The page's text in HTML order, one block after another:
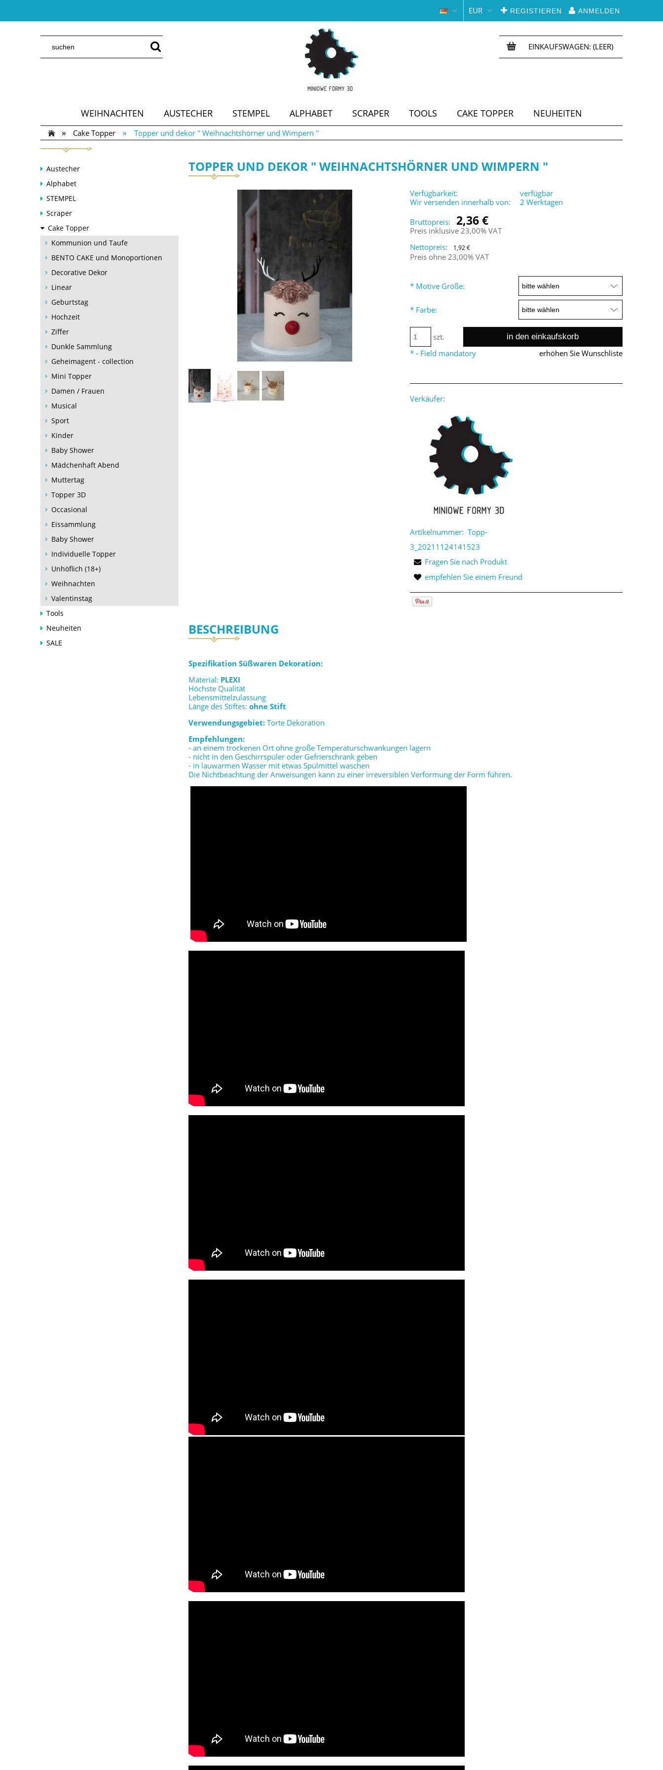
REGISTIEREN ANMELDEN
EUR
EINKAUFSWAGEN: (LEER)
WEIHNACHTEN AUSTECHER STEMPEL ALPHABET SCRAPER TOOLS CAKE TOPPER NEUHEITEN
SALE
» Cake Topper » Topper und dekor " Weihnachtshörner und Wimpern "
Austecher
Alphabet
STEMPEL
Scraper
Cake Topper
Kommunion und Taufe
BENTO CAKE und Monoportionen
Decorative Dekor
Linear
Geburtstag
Hochzeit
Ziffer
Dunkle Sammlung
Geheimagent - collection
Mini Topper
Damen / Frauen
Musical
Sport
Kinder
Baby Shower
Mädchenhaft Abend
Muttertag
Topper 3D
Occasional
Eissammlung
Baby Shower
Individuelle Topper
Unhöflich (18+)
Weihnachten
Valentinstag
Tools
Neuheiten
SALE
TOPPER UND DEKOR " WEIHNACHTSHÖRNER UND WIMPERN "
Verfügbarkeit:
verfügbar
Wir versenden innerhalb von:
2 Werktagen
Bruttopreis:
2,36 €
Preis inklusive 23,00% VAT
Nettopreis:
1,92 €
Preis ohne 23,00% VAT
* Motive Größe:
* Farbe:
szt.
in den einkaufskorb
erhöhen Sie Wunschliste
* - Field mandatory
Verkäufer:
Artikelnummer: Topp-
3_20211124141523
Fragen Sie nach Produkt
empfehlen Sie einem Freund
BESCHREIBUNG
Spezifikation Süßwaren Dekoration:
Material: PLEXI
Höchste Qualität
Lebensmittelzulassung
Länge des Stiftes: ohne Stift
Verwendungsgebiet: Torte Dekoration
Empfehlungen:
- an einem trockenen Ort ohne große Temperaturschwankungen lagern
- nicht in den Geschirrspüler oder Gefrierschrank geben
- in lauwarmen Wasser mit etwas Spülmittel waschen
Die Nichtbeachtung der Anweisungen kann zu einer irreversiblen Verformung der Form führen.